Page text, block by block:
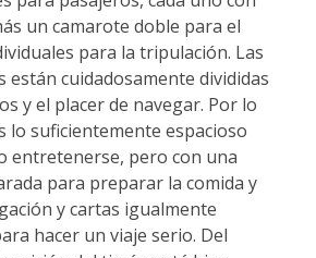
un camarote doble para el
para la tripulación. Las
están cuidadosamente divididas
y el placer de navegar. Por lo
lo suficientemente espacioso
entretenerse, pero con una
para preparar la comida y
y cartas igualmente
hacer un viaje serio. Del